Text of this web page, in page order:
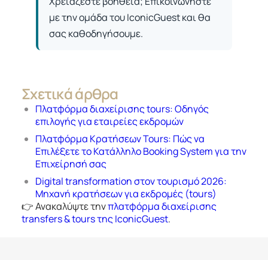
με την ομάδα του IconicGuest και θα
σας καθοδηγήσουμε.
Σχετικά άρθρα
Πλατφόρμα διαχείρισης tours: Οδηγός
επιλογής για εταιρείες εκδρομών
Πλατφόρμα Κρατήσεων Tours: Πώς να
Επιλέξετε το Κατάλληλο Booking System για την
Επιχείρησή σας
Digital transformation στον τουρισμό 2026:
Μηχανή κρατήσεων για εκδρομές (tours)
👉 Ανακαλύψτε τηνπλατφόρμα διαχείρισης
transfers & tours της IconicGuest.